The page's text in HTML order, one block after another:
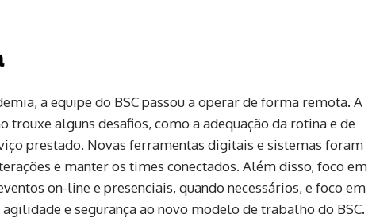
a equipe do BSC passou a operar de forma remota. A
alguns desafios, como a adequação da rotina e de
prestado. Novas ferramentas digitais e sistemas foram
e manter os times conectados. Além disso, foco em
on-line e presenciais, quando necessários, e foco em
e segurança ao novo modelo de trabalho do BSC.